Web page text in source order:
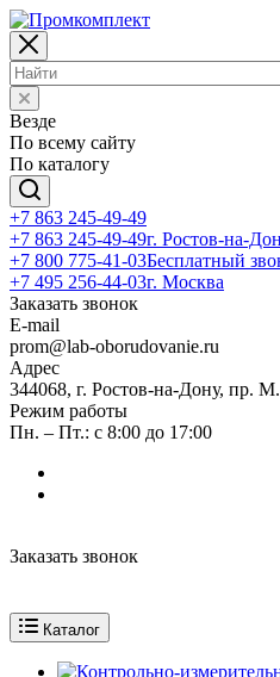
Везде
По всему сайту
По каталогу
+7 863 245-49-49
+7 863 245-49-49г. Ростов-на-
+7 800 775-41-03Бесплатный
+7 495 256-44-03г. Москва
Заказать звонок
E-mail
prom@lab-oborudovanie.ru
Адрес
344068, г. Ростов-на-Дону, пр.
Режим работы
Пн. – Пт.: с 8:00 до 17:00
Заказать звонок
Каталог